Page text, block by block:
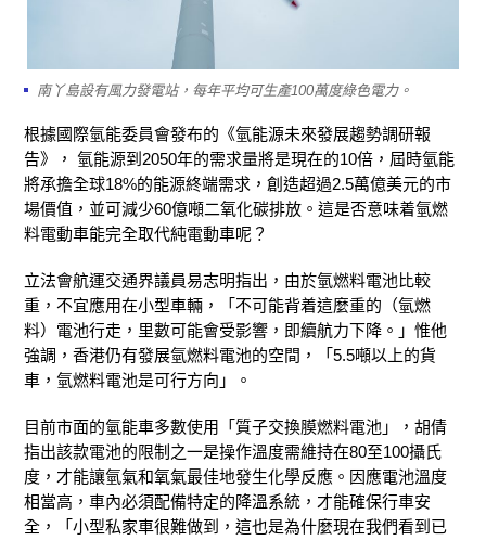
南丫島設有風力發電站，每年平均可生產100萬度綠色電力。
根據國際氫能委員會發布的《氫能源未來發展趨勢調研報
告》， 氫能源到2050年的需求量將是現在的10倍，屆時氫能
將承擔全球18%的能源終端需求，創造超過2.5萬億美元的市
場價值，並可減少60億噸二氧化碳排放。這是否意味着氫燃
料電動車能完全取代純電動車呢？
立法會航運交通界議員易志明指出，由於氫燃料電池比較
重，不宜應用在小型車輛，「不可能背着這麼重的（氫燃
料）電池行走，里數可能會受影響，即續航力下降。」惟他
強調，香港仍有發展氫燃料電池的空間，「5.5噸以上的貨
車，氫燃料電池是可行方向」。
目前市面的氫能車多數使用「質子交換膜燃料電池」，胡倩
指出該款電池的限制之一是操作溫度需維持在80至100攝氏
度，才能讓氫氣和氧氣最佳地發生化學反應。因應電池溫度
相當高，車內必須配備特定的降溫系統，才能確保行車安
全，「小型私家車很難做到，這也是為什麼現在我們看到已